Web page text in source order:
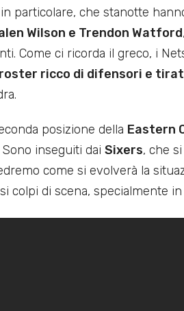
particolare, che stanotte
Wilson e Trendon Watford
Come ci ricorda il greco, i
roster ricco di difensori e
posizione della Eastern
inseguiti dai Sixers, che
come si evolverà la
colpi di scena, specialmente